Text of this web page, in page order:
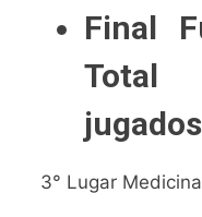
Final
3° Lugar Medicina